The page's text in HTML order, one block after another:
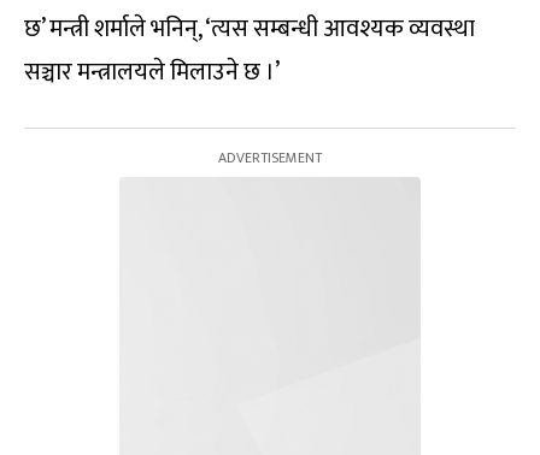
छ’ मन्त्री शर्माले भनिन्, ‘त्यस सम्बन्धी आवश्यक व्यवस्था
सञ्चार मन्त्रालयले मिलाउने छ ।’